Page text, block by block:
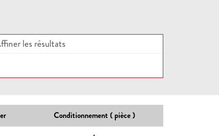
les résultats
Conditionnement ( pièce )